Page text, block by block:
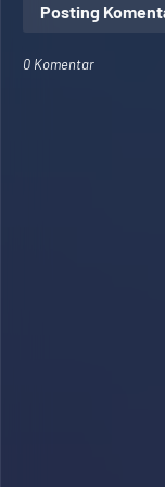
Posting
0 Komentar